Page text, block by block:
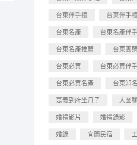
台東伴手禮 台東伴手
台東名產 台東名產伴
台東名產推薦 台東團
台東必買 台東必買伴
台東必買名產 台東知
嘉義到府坐月子 大圖
婚禮影片 婚禮錄影
婚錄 宜蘭民宿